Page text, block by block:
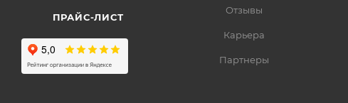
ПРАЙС-ЛИСТ
Отзывы
Карьера
Партнеры